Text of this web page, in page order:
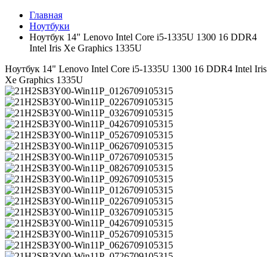
Главная
Ноутбуки
Ноутбук 14" Lenovo Intel Core i5-1335U 1300 16 DDR4
Intel Iris Xe Graphics 1335U
Ноутбук 14" Lenovo Intel Core i5-1335U 1300 16 DDR4 Intel Iris
Xe Graphics 1335U